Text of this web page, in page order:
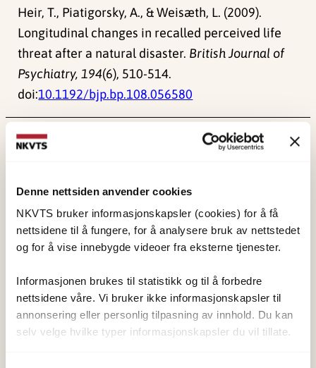
Denne nettsiden anvender cookies
NKVTS bruker informasjonskapsler (cookies) for å få
nettsidene til å fungere, for å analysere bruk av nettstedet
og for å vise innebygde videoer fra eksterne tjenester.
Informasjonen brukes til statistikk og til å forbedre
nettsidene våre. Vi bruker ikke informasjonskapsler til
annonsering eller personlig tilpasning av innhold. Du kan
selv velge hvilke typer informasjonskapsler du vil tillate.
Heir, T., Piatigorsky, A., & Weisæth, L. (2009).
Longitudinal changes in recalled perceived life
threat after a natural disaster. British Journal of
Psychiatry, 194(6), 510-514.
doi:10.1192/bjp.bp.108.056580
Publisert:
om vold og traumatisk stress. Formålet er å bidra
til å forebygge og redusere de helsemessige og
sosiale konsekvensene som vold og traumatisk